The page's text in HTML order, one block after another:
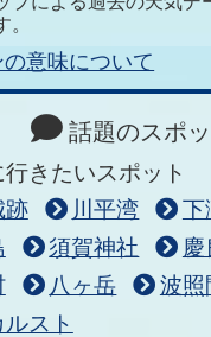
。
意味について
話題のスポッ
きたいスポット
跡
川平湾
下
須賀神社
慶
八ヶ岳
波照
スト